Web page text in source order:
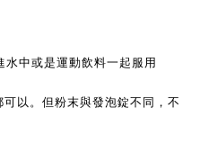
中或是運動飲料一起服用
以。但粉末與發泡錠不同，不